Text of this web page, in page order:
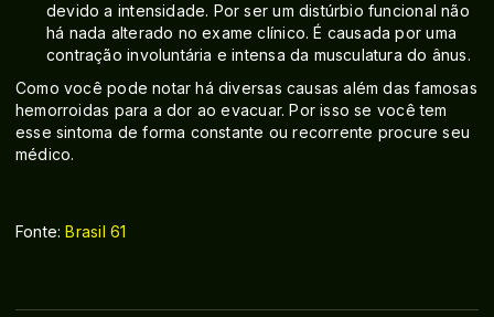
devido a intensidade. Por ser um distúrbio funcional não
há nada alterado no exame clínico. É causada por uma
contração involuntária e intensa da musculatura do ânus.
Como você pode notar há diversas causas além das famosas
hemorroidas para a dor ao evacuar. Por isso se você tem
esse sintoma de forma constante ou recorrente procure seu
médico.
Fonte:Brasil 61